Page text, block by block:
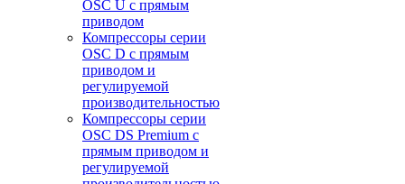
OSC U с прямым
приводом
Компрессоры серии
OSC D с прямым
приводом и
регулируемой
производительностью
Компрессоры серии
OSC DS Premium с
прямым приводом и
регулируемой